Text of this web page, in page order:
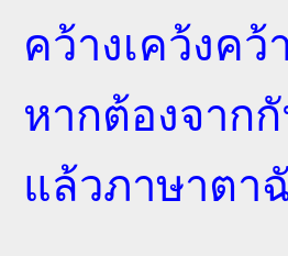
คว้างเคว้งคว้
หากต้องจาก
แล้วภาษาตา